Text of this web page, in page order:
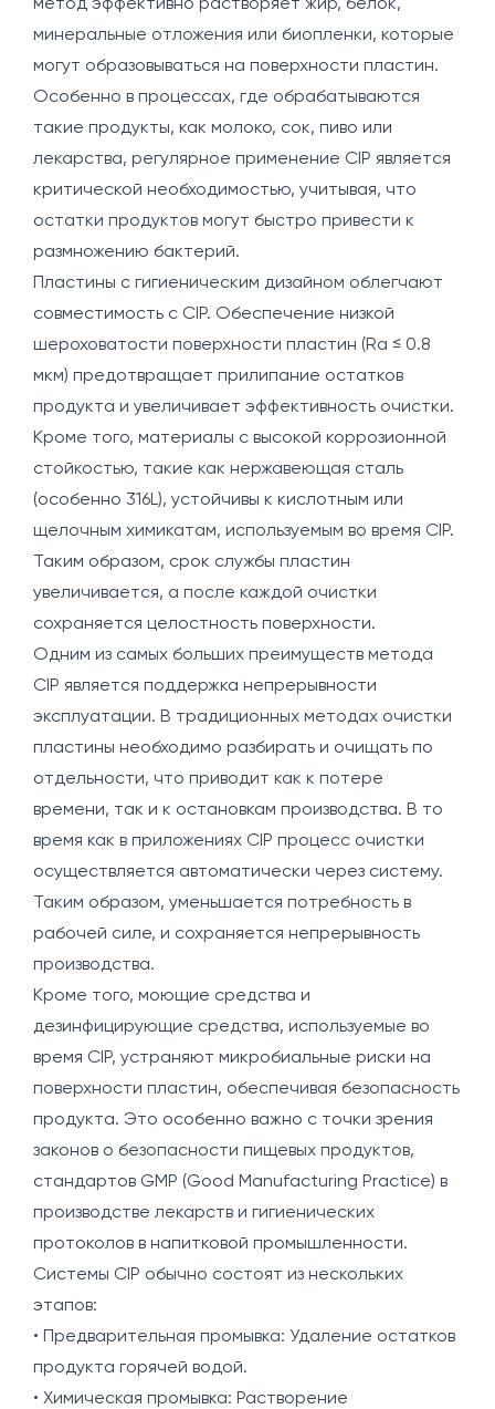
метод эффективно растворяет жир, белок,
минеральные отложения или биопленки, которые
могут образовываться на поверхности пластин.
Особенно в процессах, где обрабатываются
такие продукты, как молоко, сок, пиво или
лекарства, регулярное применение CIP является
критической необходимостью, учитывая, что
остатки продуктов могут быстро привести к
размножению бактерий.
Пластины с гигиеническим дизайном облегчают
совместимость с CIP. Обеспечение низкой
шероховатости поверхности пластин (Ra ≤ 0.8
мкм) предотвращает прилипание остатков
продукта и увеличивает эффективность очистки.
Кроме того, материалы с высокой коррозионной
стойкостью, такие как нержавеющая сталь
(особенно 316L), устойчивы к кислотным или
щелочным химикатам, используемым во время CIP.
Таким образом, срок службы пластин
увеличивается, а после каждой очистки
сохраняется целостность поверхности.
Одним из самых больших преимуществ метода
CIP является поддержка непрерывности
эксплуатации. В традиционных методах очистки
пластины необходимо разбирать и очищать по
отдельности, что приводит как к потере
времени, так и к остановкам производства. В то
время как в приложениях CIP процесс очистки
осуществляется автоматически через систему.
Таким образом, уменьшается потребность в
рабочей силе, и сохраняется непрерывность
производства.
Кроме того, моющие средства и
дезинфицирующие средства, используемые во
время CIP, устраняют микробиальные риски на
поверхности пластин, обеспечивая безопасность
продукта. Это особенно важно с точки зрения
законов о безопасности пищевых продуктов,
стандартов GMP (Good Manufacturing Practice) в
производстве лекарств и гигиенических
протоколов в напитковой промышленности.
Системы CIP обычно состоят из нескольких
этапов:
• Предварительная промывка: Удаление остатков
продукта горячей водой.
• Химическая промывка: Растворение